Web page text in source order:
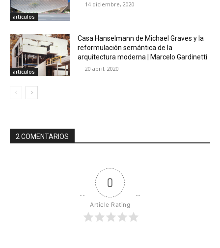
artículos
14 diciembre, 2020
artículos
Casa Hanselmann de Michael Graves y la
reformulación semántica de la
arquitectura moderna | Marcelo Gardinetti
20 abril, 2020
2 COMENTARIOS
0
Article Rating